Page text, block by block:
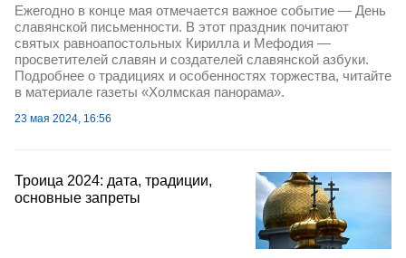
Ежегодно в конце мая отмечается важное событие — День
славянской письменности. В этот праздник почитают
святых равноапостольных Кирилла и Мефодия —
просветителей славян и создателей славянской азбуки.
Подробнее о традициях и особенностях торжества, читайте
в материале газеты «Холмская панорама».
23 мая 2024, 16:56
Троица 2024: дата, традиции,
основные запреты